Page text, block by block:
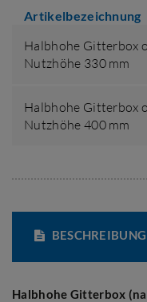
Artikelbezeichnung
Halbhohe Gitterbox
Nutzhöhe 330 mm
Halbhohe Gitterbox
Nutzhöhe 400 mm
BESCHREIBUNG
Halbhohe Gitterbox